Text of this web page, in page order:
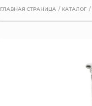
ГЛАВНАЯ СТРАНИЦА КАТАЛОГ